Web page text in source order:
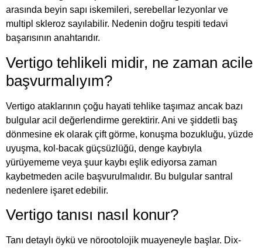
arasında beyin sapı iskemileri, serebellar lezyonlar ve
multipl skleroz sayılabilir. Nedenin doğru tespiti tedavi
başarısının anahtarıdır.
Vertigo tehlikeli midir, ne zaman acile
başvurmalıyım?
Vertigo ataklarının çoğu hayati tehlike taşımaz ancak bazı
bulgular acil değerlendirme gerektirir. Ani ve şiddetli baş
dönmesine ek olarak çift görme, konuşma bozukluğu, yüzde
uyuşma, kol-bacak güçsüzlüğü, denge kaybıyla
yürüyememe veya şuur kaybı eşlik ediyorsa zaman
kaybetmeden acile başvurulmalıdır. Bu bulgular santral
nedenlere işaret edebilir.
Vertigo tanısı nasıl konur?
Tanı detaylı öykü ve nörootolojik muayeneyle başlar. Dix-